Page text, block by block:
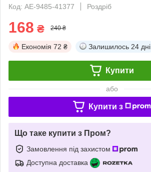
Код: AE-9485-41377
Роздріб
168 ₴ 240 ₴
Економія 72 ₴ Залишилось 24 дні
Купити
або
Купити з
Що таке купити з Пром?
Замовлення під захистом
Доступна доставка